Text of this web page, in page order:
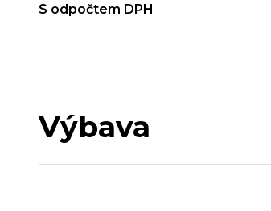
S odpočtem DPH
Výbava